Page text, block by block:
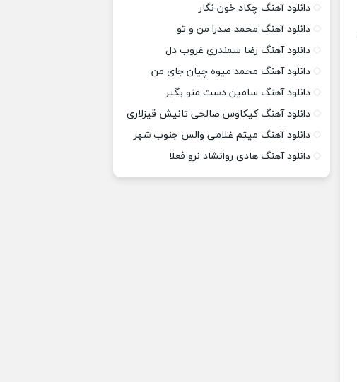
دانلود آهنگ چکاد خون نگار
دانلود آهنگ محمد صدرا من و تو
دانلود آهنگ رضا سمندری غروب دل
دانلود آهنگ محمد میوه چیان جای من
دانلود آهنگ سامین دست منو بگیر
دانلود آهنگ کیکاوس صالحی تانیش قیزلاری
دانلود آهنگ میثم غلامی والس جنوب شهر
دانلود آهنگ هادی روانشاد نرو فعلا